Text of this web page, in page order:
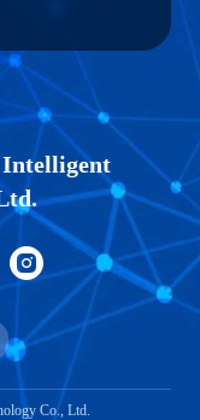
Intelligent
Co., Ltd.